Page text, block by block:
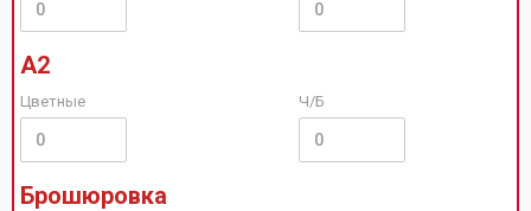
А2
Цветные Ч/Б
Брошюровка